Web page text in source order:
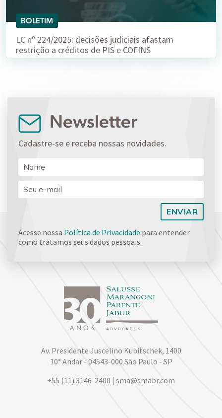
BOLETIM
LC nº 224/2025: decisões judiciais afastam
restrição a créditos de PIS e COFINS
Newsletter
Cadastre-se e receba nossas novidades.
Acesse nossa Política de Privacidade para entender
como tratamos seus dados pessoais.
Av. Presidente Juscelino Kubitschek, 1400
10° Andar - 04543-000 São Paulo - SP
+55 (11) 3146-2400 | sma@smabr.com